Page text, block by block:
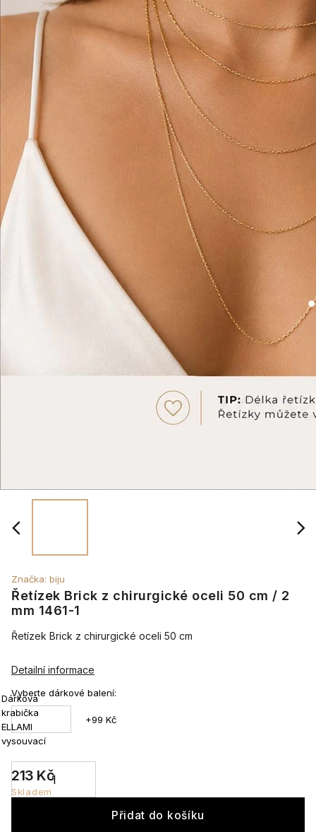
Řetízek Brick z chirurgické oceli 50 cm / 2
mm 1461-1
Značka: biju
213 Kč
Skladem
Vyberte dárkové balení:
Dárková
krabička
ELLAMI
vysouvací
+99 Kč
Přidat do košíku
Řetízek Brick z chirurgické oceli 50 cm
Detailní informace